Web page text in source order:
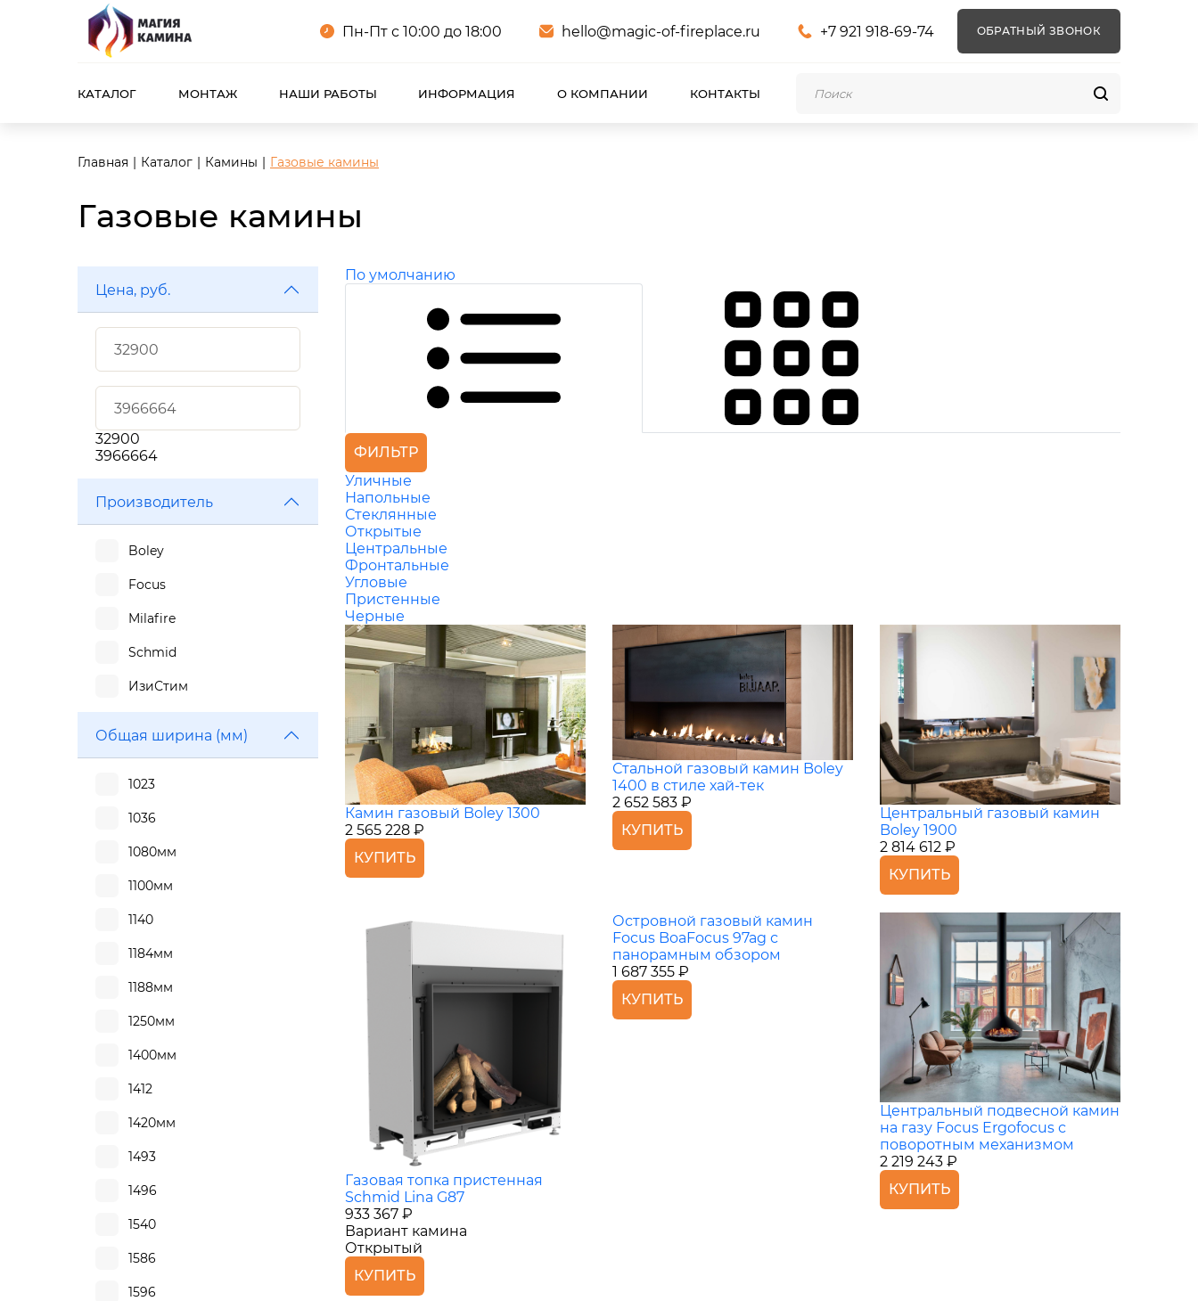
Пн-Пт с 10:00 до 18:00 hello@magic-of-fireplace.ru +7 921 918-69-74 ОБРАТНЫЙ ЗВОНОК
КАТАЛОГ МОНТАЖ НАШИ РАБОТЫ ИНФОРМАЦИЯ О КОМПАНИИ КОНТАКТЫ
Главная Каталог Камины Газовые камины
Газовые камины
Цена, руб.
32900
3966664
Производитель
Boley
Focus
Milafire
Schmid
ИзиСтим
Общая ширина (мм)
1023
1036
1080мм
1100мм
1140
1184мм
1188мм
1250мм
1400мм
1412
1420мм
1493
1496
1540
1586
1596
По умолчанию
ФИЛЬТР
Уличные
Напольные
Стеклянные
Открытые
Центральные
Фронтальные
Угловые
Пристенные
Черные
Камин газовый Boley 1300
2 565 228 ₽
КУПИТЬ
Стальной газовый камин Boley
1400 в стиле хай-тек
2 652 583 ₽
КУПИТЬ
Центральный газовый камин
Boley 1900
2 814 612 ₽
КУПИТЬ
Газовая топка пристенная
Schmid Lina G87
933 367 ₽
Вариант камина
Открытый
КУПИТЬ
Островной газовый камин
Focus BoaFocus 97ag с
панорамным обзором
1 687 355 ₽
КУПИТЬ
Центральный подвесной камин
на газу Focus Ergofocus с
поворотным механизмом
2 219 243 ₽
КУПИТЬ